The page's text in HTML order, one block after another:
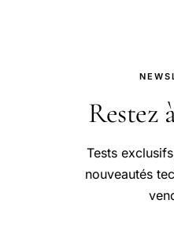
Restez
Tests
nouveautés